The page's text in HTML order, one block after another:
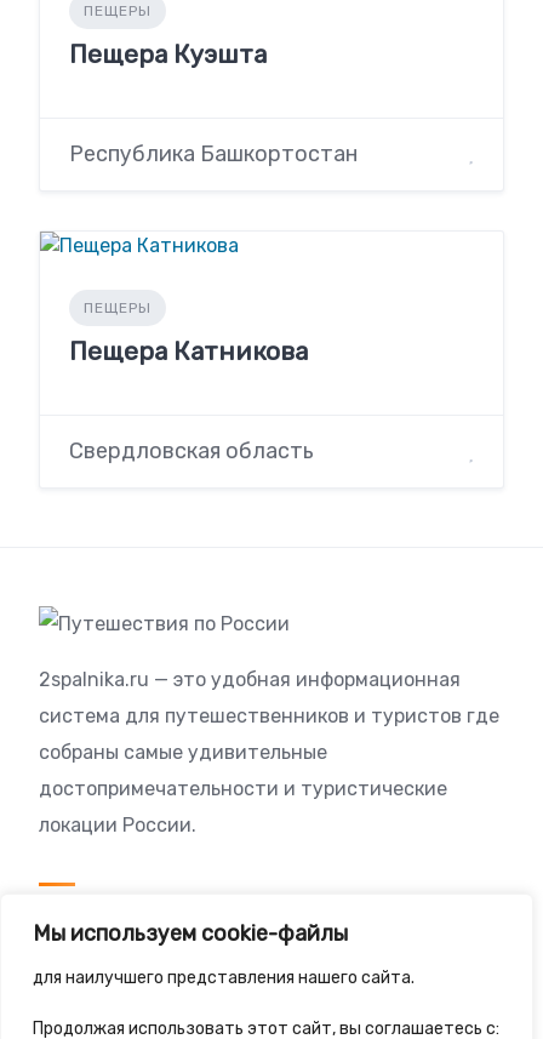
Мы используем cookie-файлы
для наилучшего представления нашего сайта.
Продолжая использовать этот сайт, вы соглашаетесь с:
ПЕЩЕРЫ
Пещера Куэшта
Республика Башкортостан
ПЕЩЕРЫ
Пещера Катникова
Свердловская область
2spalnika.ru — это удобная информационная
система для путешественников и туристов где
собраны самые удивительные
достопримечательности и туристические
локации России.